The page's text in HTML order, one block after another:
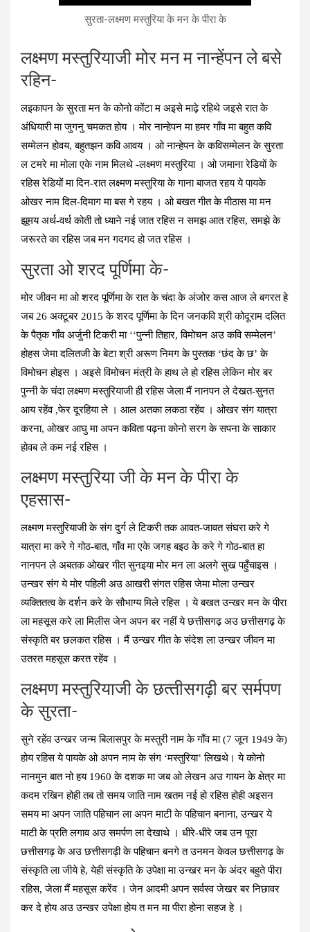
सुरता-लक्ष्मण मस्तुरिया के मन के पीरा के
लक्ष्मण मस्तुरियाजी मोर मन म नान्‍हेंपन ले बसे
रहिन-
लइकापन के सुरता मन के कोनो कोंटा म अइसे माढ़े रहिथे जइसे रात के
अंधियारी मा जुगनु चमकत होय । मोर नान्हेपन मा हमर गाँव मा बहुत कवि
सम्मेलन होवय, बहुतझन कवि आवय । ओ नान्हेपन के कविसम्मेलन के सुरता
ल टमरे मा मोला एके नाम मिलथे -लक्ष्मण मस्तुरिया । ओ जमाना रेडियों के
रहिस रेडियों मा दिन-रात लक्ष्मण मस्तुरिया के गाना बाजत रहय ये पायके
ओखर नाम दिल-दिमाग मा बस गे रहय । ओ बखत गीत के मीठास मा मन
झूमय अर्थ-वर्थ कोती तो ध्याने नई जात रहिस न समझ आत रहिस, समझे के
जरूरते का रहिस जब मन गदगद हो जत रहिस ।
सुरता ओ शरद पूर्णिमा के-
मोर जीवन मा ओ शरद पूर्णिमा के रात के चंदा के अंजोर कस आज ले बगरत हे
जब 26 अक्टूबर 2015 के शरद पूर्णिमा के दिन जनकवि श्री कोदूराम दलित
के पैतृक गाँव अर्जुनी टिकरी मा ‘‘पुन्नी तिहार, विमोचन अउ कवि सम्मेलन’
होहस जेमा दलितजी के बेटा श्री अरूण निमग के पुस्तक ‘छंद के छ’ के
विमोचन होइस । अइसे विमोचन मंत्री के हाथ ले हो रहिस लेकिन मोर बर
पुन्नी के चंदा लक्ष्मण मस्तुरियाजी ही रहिस जेला मैं नानपन ले देखत-सुनत
आय रहेंव ,फेर दूरहिया ले । आल अतका लकठा रहेंव । ओखर संग यात्रा
करना, ओखर आघु मा अपन कविता पढ़ना कोनो सरग के सपना के साकार
होवब ले कम नई रहिस ।
लक्ष्मण मस्तुरिया जी के मन के पीरा के
एहसास-
लक्ष्मण मस्तुरियाजी के संग दुर्ग ले टिकरी तक आवत-जावत संघरा करे गे
यात्रा मा करे गे गोठ-बात, गाँव मा एके जगह बइठ के करे गे गोठ-बात हा
नानपन ले अबतक ओखर गीत सुनइया मोर मन ला अलगे सुख पहुँचाइस ।
उन्खर संग ये मोर पहिली अउ आखरी संगत रहिस जेमा मोला उन्खर
व्यक्तितत्व के दर्शन करे के सौभाग्य मिले रहिस । ये बखत उन्खर मन के पीरा
ला महसूस करे ला मिलीस जेन अपन बर नहीं ये छत्तीसगढ़ अउ छत्तीसगढ़ के
संस्कृति बर छलकत रहिस । मैं उन्खर गीत के संदेश ला उन्खर जीवन मा
उतरत महसूस करत रहेंव ।
लक्ष्मण मस्तुरियाजी के छत्‍तीसगढ़ी बर सर्मपण
के सुरता-
सुने रहेंव उन्खर जन्म बिलासपुर के मस्तुरी नाम के गाँव मा (7 जून 1949 के)
होय रहिस ये पायके ओ अपन नाम के संग ‘मस्तुरिया’ लिखथे। ये कोनो
नानमुन बात नो हय 1960 के दशक मा जब ओ लेखन अउ गायन के क्षेत्र मा
कदम रखिन होही तब तो समय जाति नाम खतम नई हो रहिस होही अइसन
समय मा अपन जाति पहिचान ला अपन माटी के पहिचान बनाना, उन्खर ये
माटी के प्रति लगाव अउ समर्पण ला देखाथे । धीरे-धीरे जब उन पूरा
छत्तीसगढ़ के अउ छत्तीसगढ़ी के पहिचान बनगे त उनमन केवल छत्तीसगढ़ के
संस्कृति ला जीये हे, येही संस्कृति के उपेक्षा मा उन्खर मन के अंदर बहुते पीरा
रहिस, जेला मैं महसूस करेंव । जेन आदमी अपन सर्वस्व जेखर बर निछावर
कर दे होय अउ उन्खर उपेक्षा होय त मन मा पीरा होना सहज हे ।